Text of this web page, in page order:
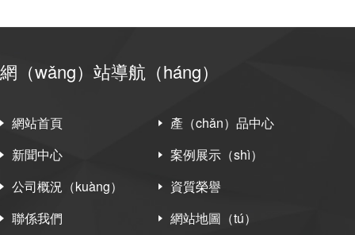
網（wǎng）站導航（háng）
網站首頁
產（chǎn）品中心
新聞中心
案例展示（shì）
公司概況（kuàng）
資質榮譽
聯係我們
網站地圖（tú）